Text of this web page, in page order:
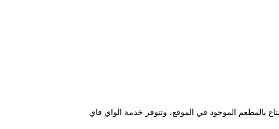
للضيوف الاستمتاع بالمطعم الموجود في الموقع، وتتوفر خدمة الواي فاي